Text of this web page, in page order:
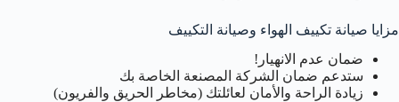
مزايا صيانة تكييف الهواء وصيانة التكييف
ضمان عدم الانهيار!
ستدعم ضمان الشركة المصنعة الخاصة بك
زيادة الراحة والأمان لعائلتك (مخاطر الحريق والفريون)